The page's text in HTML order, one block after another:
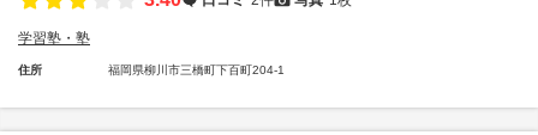
学習塾・塾
住所 福岡県柳川市三橋町下百町204-1